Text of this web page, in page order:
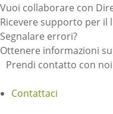
Vuoi collaborare con
Ricevere supporto per il
Segnalare errori?
Ottenere informazioni
Prendi contatto con
Contattaci